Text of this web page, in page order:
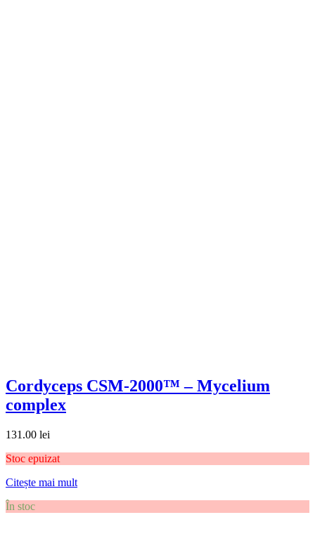
Cordyceps CSM-2000™ – Mycelium
complex
131.00 lei
Stoc epuizat
Citește mai mult
În stoc